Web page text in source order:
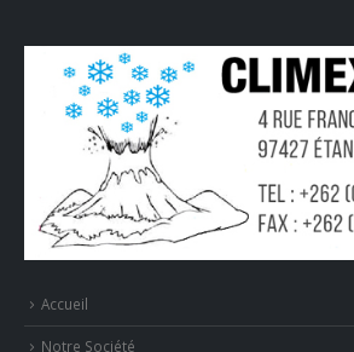
Accueil
Notre Société